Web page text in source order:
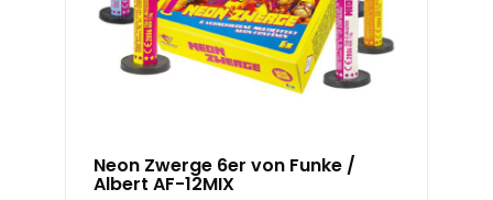
Neon Zwerge 6er von Funke /
Albert AF-12MIX